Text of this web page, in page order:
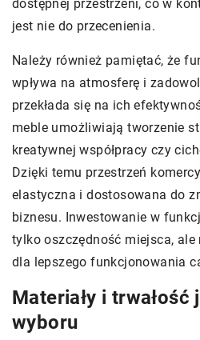
dostępnej przestrzeni, co w
jest nie do przecenienia.
Należy również pamiętać, że
wpływa na atmosferę i
przekłada się na ich
meble umożliwiają tworzenie
kreatywnej współpracy czy
Dzięki temu przestrzeń
elastyczna i dostosowana do
biznesu. Inwestowanie w
tylko oszczędność miejsca,
dla lepszego funkcjonowania
Materiały i
wyboru